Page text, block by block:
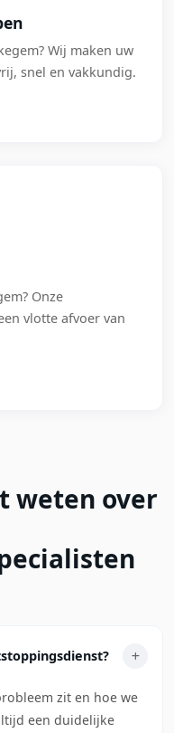
Wij maken uw
snel en vakkundig.
Onze
vlotte afvoer van
weten over
zit en hoe we
een duidelijke